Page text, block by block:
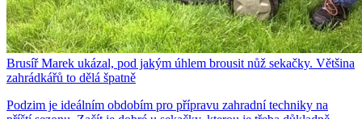
Brusíř Marek ukázal, pod jakým úhlem brousit nůž sekačky. Většina
zahrádkářů to dělá špatně
Podzim je ideálním obdobím pro přípravu zahradní techniky na